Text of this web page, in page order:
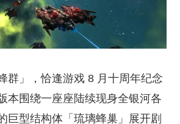
群」，恰逢游戏 8 月十周年纪念
本围绕一座座陆续现身全银河各
巨型结构体「琉璃蜂巢」展开剧